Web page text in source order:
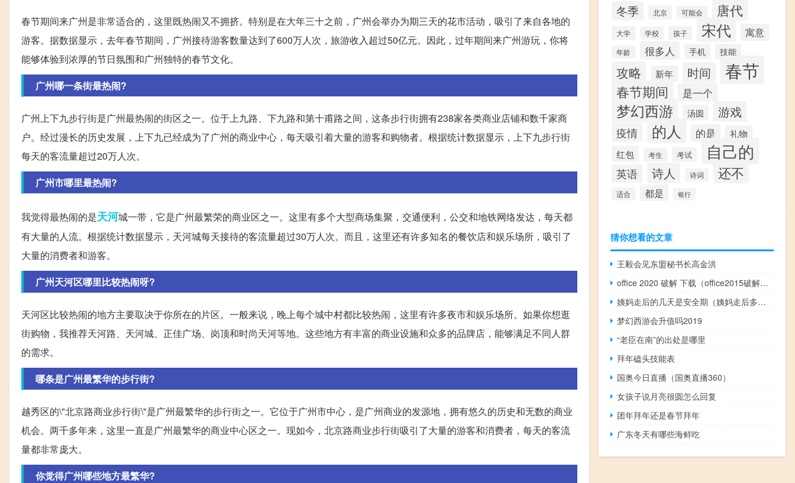
春节期间来广州是非常适合的，这里既热闹又不拥挤。特别是在大年三十之前，广州会举办为期三天的花市活动，吸引了来自各地的
游客。据数据显示，去年春节期间，广州接待游客数量达到了600万人次，旅游收入超过50亿元。因此，过年期间来广州游玩，你将
能够体验到浓厚的节日氛围和广州独特的春节文化。
广州哪一条街最热闹?
广州上下九步行街是广州最热闹的街区之一。位于上九路、下九路和第十甫路之间，这条步行街拥有238家各类商业店铺和数千家商
户。经过漫长的历史发展，上下九已经成为了广州的商业中心，每天吸引着大量的游客和购物者。根据统计数据显示，上下九步行街
每天的客流量超过20万人次。
广州市哪里最热闹?
我觉得最热闹的是天河城一带，它是广州最繁荣的商业区之一。这里有多个大型商场集聚，交通便利，公交和地铁网络发达，每天都
有大量的人流。根据统计数据显示，天河城每天接待的客流量超过30万人次。而且，这里还有许多知名的餐饮店和娱乐场所，吸引了
大量的消费者和游客。
广州天河区哪里比较热闹呀?
天河区比较热闹的地方主要取决于你所在的片区。一般来说，晚上每个城中村都比较热闹，这里有许多夜市和娱乐场所。如果你想逛
街购物，我推荐天河路、天河城、正佳广场、岗顶和时尚天河等地。这些地方有丰富的商业设施和众多的品牌店，能够满足不同人群
的需求。
哪条是广州最繁华的步行街?
越秀区的\"北京路商业步行街\"是广州最繁华的步行街之一。它位于广州市中心，是广州商业的发源地，拥有悠久的历史和无数的商业
机会。两千多年来，这里一直是广州最繁华的商业中心区之一。现如今，北京路商业步行街吸引了大量的游客和消费者，每天的客流
量都非常庞大。
你觉得广州哪些地方最繁华?
冬季 北京 可能会 唐代
大学 学校 孩子 宋代 寓意
年龄 很多人 手机 技能
攻略 新年 时间 春节
春节期间 是一个
梦幻西游 汤圆 游戏
疫情 的人 的是
礼物
红包
考生 考试 自己的
英语 诗人 诗词 还不
适合 都是 银行
猜你想看的文章
王毅会见东盟秘书长高金洪
office 2020 破解 下载（office2015破解版）
姨妈走后的几天是安全期（姨妈走后多少天为安全期）
梦幻西游会升值吗2019
“老臣在南”的出处是哪里
拜年磕头技能表
国奥今日直播（国奥直播360）
女孩子说月亮很圆怎么回复
团年拜年还是春节拜年
广东冬天有哪些海鲜吃